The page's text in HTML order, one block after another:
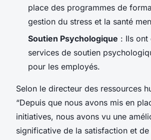
place des programmes de
gestion du stress et la santé
Soutien Psychologique : Ils ont
services de soutien
pour les employés.
Selon le directeur des ressources
“Depuis que nous avons mis en
initiatives, nous avons vu une
significative de la satisfaction et